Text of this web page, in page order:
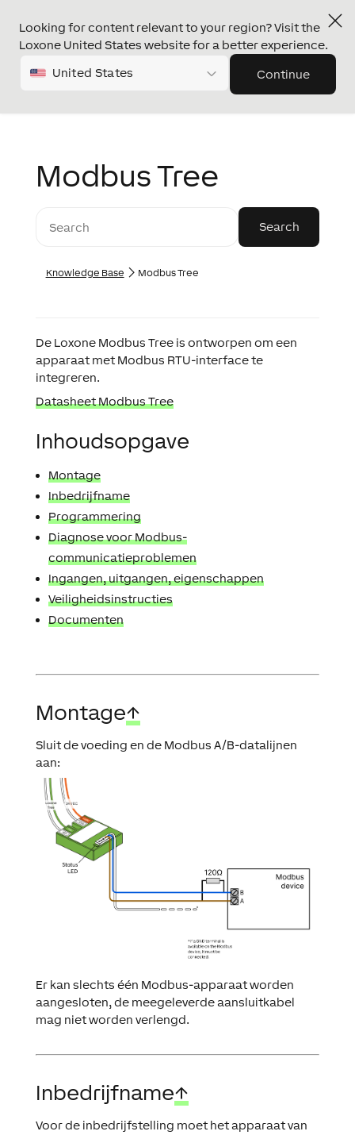
Looking for content relevant to your region? Visit the
Loxone United States website for a better experience.
United States Continue
Modbus Tree
Knowledge Base Modbus Tree
De Loxone Modbus Tree is ontworpen om een
apparaat met Modbus RTU-interface te
integreren.
Datasheet Modbus Tree
Inhoudsopgave
Montage
Inbedrijfname
Programmering
Diagnose voor Modbus-
communicatieproblemen
Ingangen, uitgangen, eigenschappen
Veiligheidsinstructies
Documenten
Montage↑
Sluit de voeding en de Modbus A/B-datalijnen
aan:
Er kan slechts één Modbus-apparaat worden
aangesloten, de meegeleverde aansluitkabel
mag niet worden verlengd.
Inbedrijfname↑
Voor de inbedrijfstelling moet het apparaat van